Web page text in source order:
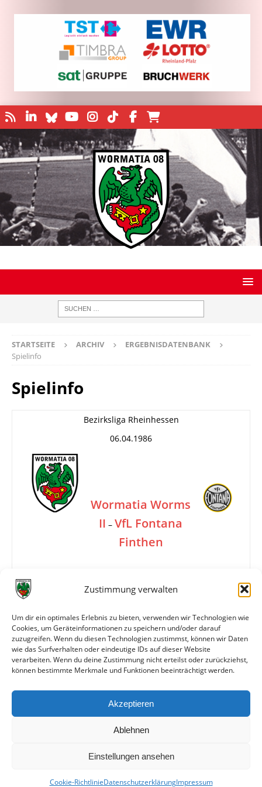
Zustimmung verwalten
Um dir ein optimales Erlebnis zu bieten, verwenden wir Technologien wie
Cookies, um Geräteinformationen zu speichern und/oder darauf
zuzugreifen. Wenn du diesen Technologien zustimmst, können wir Daten
wie das Surfverhalten oder eindeutige IDs auf dieser Website
verarbeiten. Wenn du deine Zustimmung nicht erteilst oder zurückziehst,
können bestimmte Merkmale und Funktionen beeinträchtigt werden.
Akzeptieren
Ablehnen
Einstellungen ansehen
Cookie-RichtlinieDatenschutzerklärungImpressum
STARTSEITE ARCHIV
ERGEBNISDATENBANK
Spielinfo
Spielinfo
Bezirksliga Rheinhessen
06.04.1986
Wormatia Worms
II – VfL Fontana
Finthen
2:0
Tore
1:0 Krafczyk (75.)
2:0 Klöter (85.)
Alle bisherigen Partien der beiden Mannschaften
anzeigen